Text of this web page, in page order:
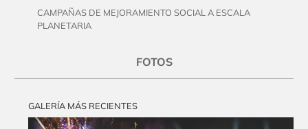
CAMPAÑAS DE MEJORAMIENTO SOCIAL A ESCALA
PLANETARIA
FOTOS
GALERÍA MÁS RECIENTES